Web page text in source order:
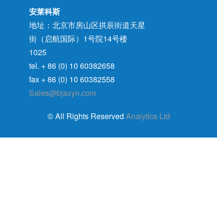
安莱科斯
地址：北京市房山区拱辰街道天星
街（启航国际）1号院14号楼
1025
tel. + 86 (0) 10 60382658
fax + 86 (0) 10 60382558
Sales@bjaxyn.com
© All Rights Reserved Analytics Ltd